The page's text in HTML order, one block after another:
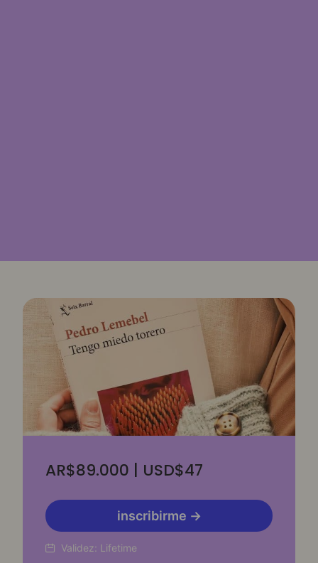
AR$89.000 | USD$47
inscribirme →
Validez: Lifetime